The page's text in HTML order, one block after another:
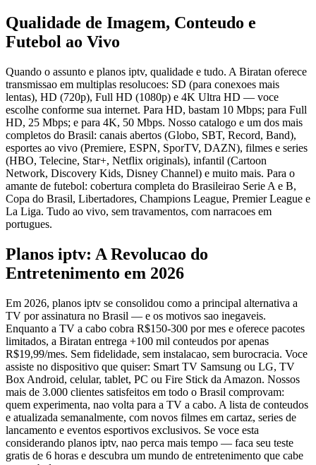
Qualidade de Imagem, Conteudo e
Futebol ao Vivo
Quando o assunto e planos iptv, qualidade e tudo. A Biratan oferece
transmissao em multiplas resolucoes: SD (para conexoes mais
lentas), HD (720p), Full HD (1080p) e 4K Ultra HD — voce
escolhe conforme sua internet. Para HD, bastam 10 Mbps; para Full
HD, 25 Mbps; e para 4K, 50 Mbps. Nosso catalogo e um dos mais
completos do Brasil: canais abertos (Globo, SBT, Record, Band),
esportes ao vivo (Premiere, ESPN, SporTV, DAZN), filmes e series
(HBO, Telecine, Star+, Netflix originals), infantil (Cartoon
Network, Discovery Kids, Disney Channel) e muito mais. Para o
amante de futebol: cobertura completa do Brasileirao Serie A e B,
Copa do Brasil, Libertadores, Champions League, Premier League e
La Liga. Tudo ao vivo, sem travamentos, com narracoes em
portugues.
Planos iptv: A Revolucao do
Entretenimento em 2026
Em 2026, planos iptv se consolidou como a principal alternativa a
TV por assinatura no Brasil — e os motivos sao inegaveis.
Enquanto a TV a cabo cobra R$150-300 por mes e oferece pacotes
limitados, a Biratan entrega +100 mil conteudos por apenas
R$19,99/mes. Sem fidelidade, sem instalacao, sem burocracia. Voce
assiste no dispositivo que quiser: Smart TV Samsung ou LG, TV
Box Android, celular, tablet, PC ou Fire Stick da Amazon. Nossos
mais de 3.000 clientes satisfeitos em todo o Brasil comprovam:
quem experimenta, nao volta para a TV a cabo. A lista de conteudos
e atualizada semanalmente, com novos filmes em cartaz, series de
lancamento e eventos esportivos exclusivos. Se voce esta
considerando planos iptv, nao perca mais tempo — faca seu teste
gratis de 6 horas e descubra um mundo de entretenimento que cabe